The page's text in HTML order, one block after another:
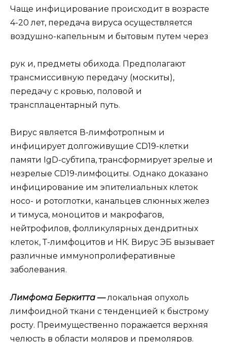
Чаще инфицирование происходит в возрасте
4-20 лет, передача вируса осуществляется
воздушно-капельным и бытовым путем через
рук и, предметы обихода. Предполагают
трансмиссивную передачу (москиты),
передачу с кровью, половой и
трансплацентарный путь.
Вирус является В-лимфотропным и
инфицирует долгоживущие CD19-клетки
памяти IgD-субтипа, трансформирует зрелые и
незрелые CD19-лимфоциты. Однако доказано
инфицирование им эпителиальных клеток
носо- и ротоглотки, канальцев слюнных желез
и тимуса, моноцитов и макрофагов,
нейтрофилов, фолликулярных дендритных
клеток, Т-лимфоцитов и НК. Вирус ЭБ вызывает
различные иммунопролиферативные
заболевания.
Лимфома Беркитта —локальная опухоль
лимфоидной ткани с тенденцией к быстрому
росту. Преимущественно поражается верхняя
челюсть в области моляров и премоляров.